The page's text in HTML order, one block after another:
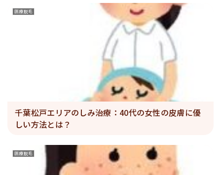
医療脱毛
千葉松戸エリアのしみ治療：40代の女性の皮膚に優
しい方法とは？
医療脱毛